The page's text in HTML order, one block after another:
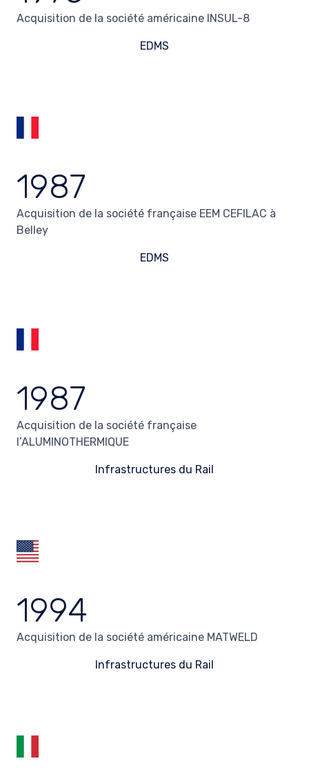
Acquisition de la société américaine INSUL-8
EDMS
1987
Acquisition de la société française EEM CEFILAC à
Belley
EDMS
1987
Acquisition de la société française
l’ALUMINOTHERMIQUE
Infrastructures du Rail
1994
Acquisition de la société américaine MATWELD
Infrastructures du Rail